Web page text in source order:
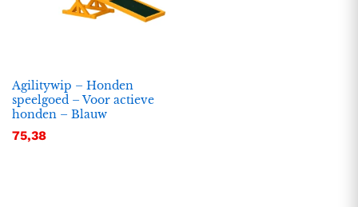
Agilitywip – Honden
speelgoed – Voor actieve
honden – Blauw
75,38